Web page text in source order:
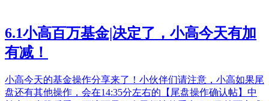
6.1小高百万基金|决定了，小高今天有加
有减！
小高今天的基金操作分享来了！小伙伴们请注意，小高如果尾
盘还有其他操作，会在14:35分左右的【尾盘操作确认帖】中